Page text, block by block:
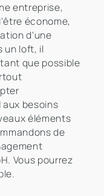
entreprise,
économe,
d'une
un loft, il
que possible
besoins
éléments
de
Vous pourrez